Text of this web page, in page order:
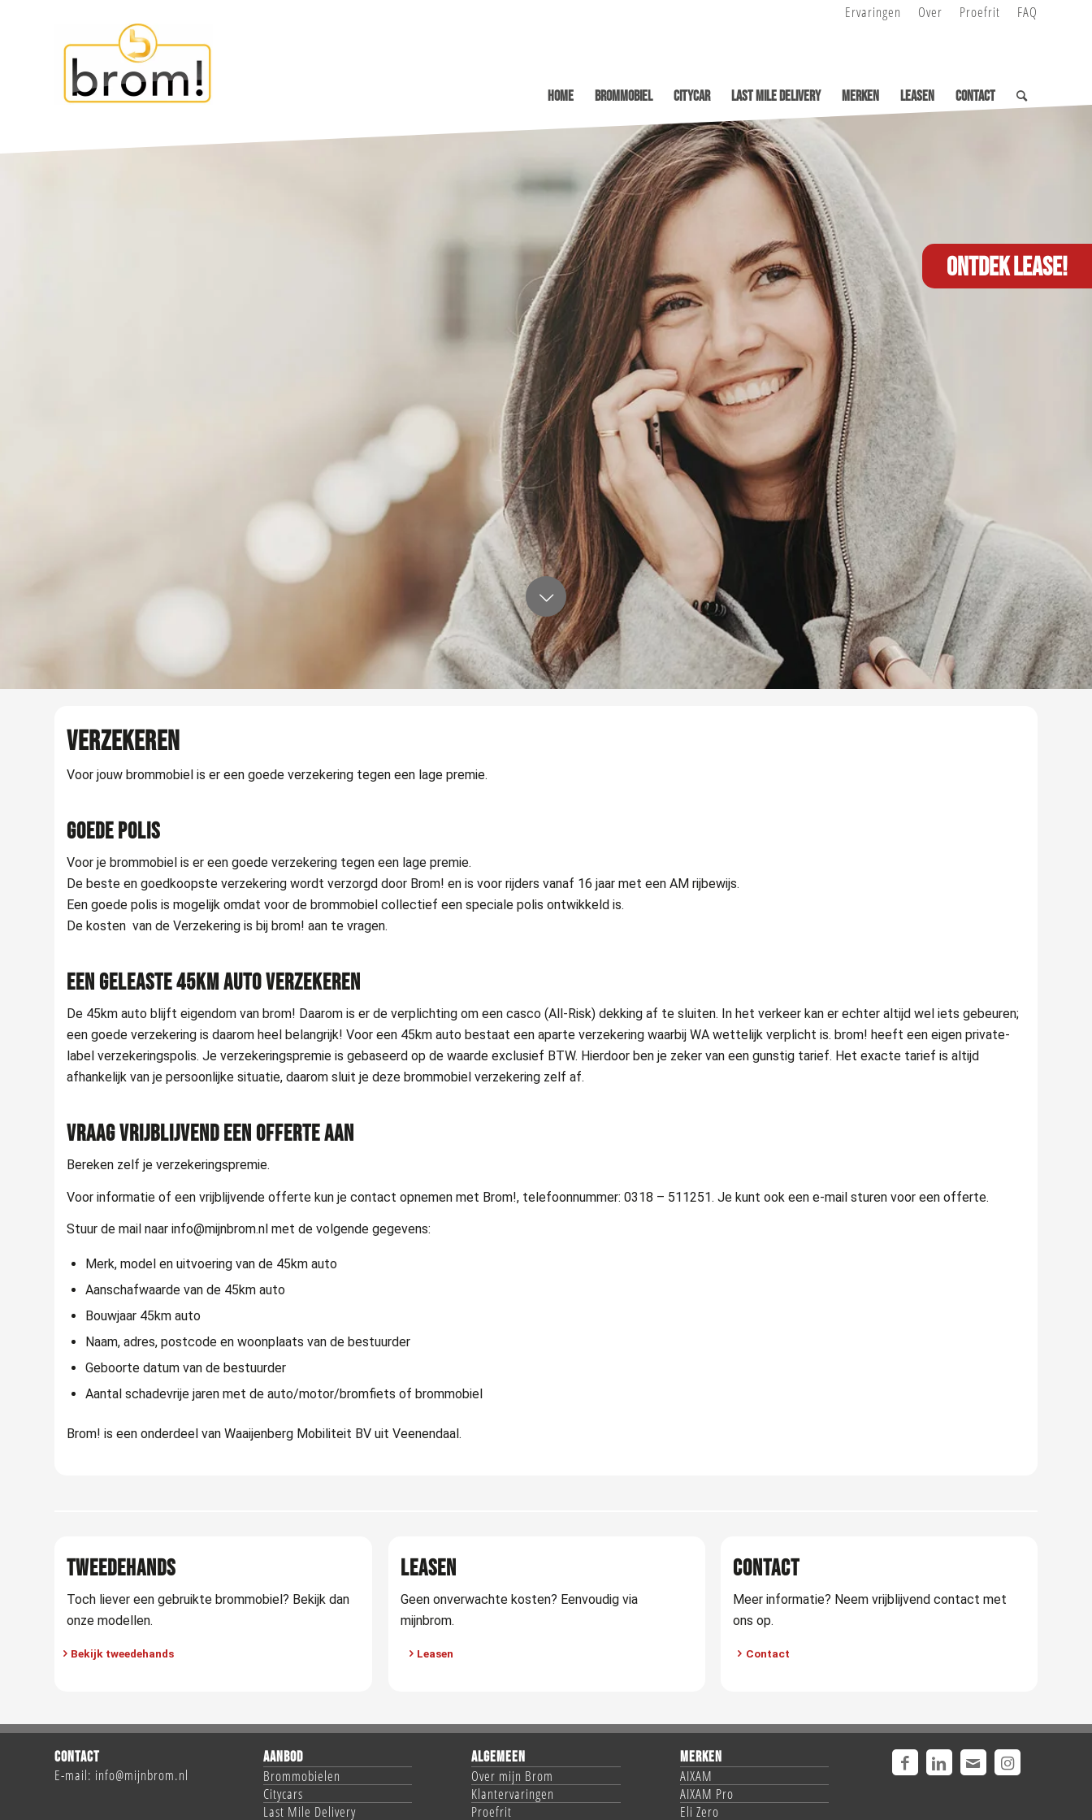
Ervaringen Over Proefrit FAQ
Home Brommobiel Citycar Last Mile Delivery Merken Leasen Contact
Ontdek lease!
VERZEKEREN
Voor jouw brommobiel is er een goede verzekering tegen een lage premie.
GOEDE POLIS
Voor je brommobiel is er een goede verzekering tegen een lage premie.
De beste en goedkoopste verzekering wordt verzorgd door Brom! en is voor rijders vanaf 16 jaar met een AM rijbewijs.
Een goede polis is mogelijk omdat voor de brommobiel collectief een speciale polis ontwikkeld is.
De kosten van de Verzekering is bij brom! aan te vragen.
EEN GELEASTE 45KM AUTO VERZEKEREN
De 45km auto blijft eigendom van brom! Daarom is er de verplichting om een casco (All-Risk) dekking af te sluiten. In het verkeer kan er echter altijd wel iets gebeuren;
een goede verzekering is daarom heel belangrijk! Voor een 45km auto bestaat een aparte verzekering waarbij WA wettelijk verplicht is. brom! heeft een eigen private-
label verzekeringspolis. Je verzekeringspremie is gebaseerd op de waarde exclusief BTW. Hierdoor ben je zeker van een gunstig tarief. Het exacte tarief is altijd
afhankelijk van je persoonlijke situatie, daarom sluit je deze brommobiel verzekering zelf af.
VRAAG VRIJBLIJVEND EEN OFFERTE AAN
Bereken zelf je verzekeringspremie.
Voor informatie of een vrijblijvende offerte kun je contact opnemen met Brom!, telefoonnummer: 0318 – 511251. Je kunt ook een e-mail sturen voor een offerte.
Stuur de mail naar info@mijnbrom.nl met de volgende gegevens:
Merk, model en uitvoering van de 45km auto
Aanschafwaarde van de 45km auto
Bouwjaar 45km auto
Naam, adres, postcode en woonplaats van de bestuurder
Geboorte datum van de bestuurder
Aantal schadevrije jaren met de auto/motor/bromfiets of brommobiel
Brom! is een onderdeel van Waaijenberg Mobiliteit BV uit Veenendaal.
TWEEDEHANDS
Toch liever een gebruikte brommobiel? Bekijk dan
onze modellen.
Bekijk tweedehands
LEASEN
Geen onverwachte kosten? Eenvoudig via
mijnbrom.
Leasen
CONTACT
Meer informatie? Neem vrijblijvend contact met
ons op.
Contact
CONTACT
E-mail: info@mijnbrom.nl
AANBOD
Brommobielen
Citycars
Last Mile Delivery
ALGEMEEN
Over mijn Brom
Klantervaringen
Proefrit
MERKEN
AIXAM
AIXAM Pro
Eli Zero